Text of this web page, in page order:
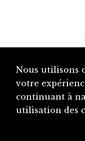
Nous utilisons
votre
continuant à
utilisation des